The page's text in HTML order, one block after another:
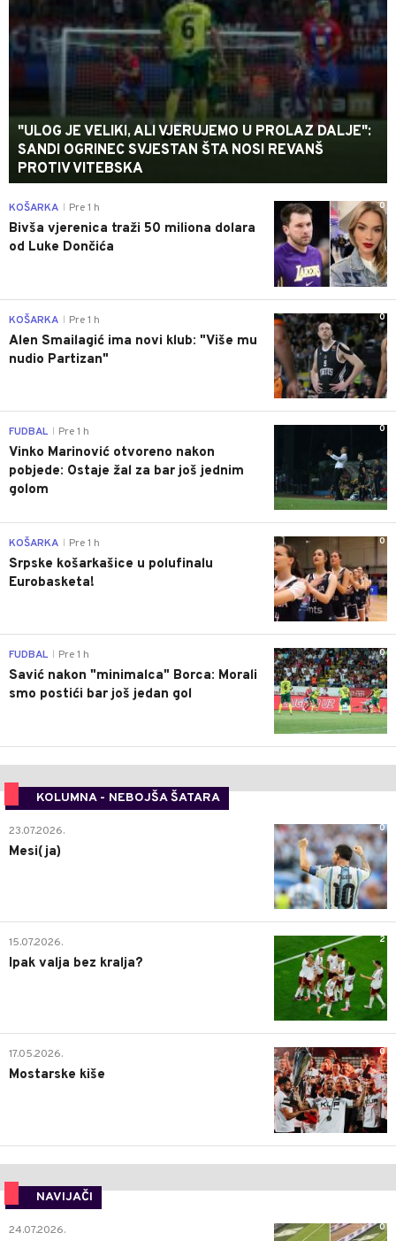
"ULOG JE VELIKI, ALI VJERUJEMO U PROLAZ DALJE":
SANDI OGRINEC SVJESTAN ŠTA NOSI REVANŠ
PROTIV VITEBSKA
0
KOŠARKA Pre 1 h
Bivša vjerenica traži 50 miliona dolara
od Luke Dončića
0
KOŠARKA Pre 1 h
Alen Smailagić ima novi klub: "Više mu
nudio Partizan"
0
FUDBAL Pre 1 h
Vinko Marinović otvoreno nakon
pobjede: Ostaje žal za bar još jednim
golom
0
KOŠARKA Pre 1 h
Srpske košarkašice u polufinalu
Eurobasketa!
0
FUDBAL Pre 1 h
Savić nakon "minimalca" Borca: Morali
smo postići bar još jedan gol
KOLUMNA - NEBOJŠA ŠATARA
0
23.07.2026.
Mesi(ja)
2
15.07.2026.
Ipak valja bez kralja?
0
17.05.2026.
Mostarske kiše
NAVIJAČI
0
24.07.2026.